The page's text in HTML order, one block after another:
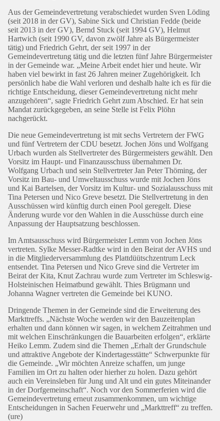
Aus der Gemeindevertretung verabschiedet wurden Sven Löding
(seit 2018 in der GV), Sabine Sick und Christian Fedde (beide
seit 2013 in der GV), Bernd Stuck (seit 1994 GV), Helmut
Hartwich (seit 1990 GV, davon zwölf Jahre als Bürgermeister
tätig) und Friedrich Gehrt, der seit 1997 in der
Gemeindevertretung tätig und die letzten fünf Jahre Bürgermeister
in der Gemeinde war. „Meine Arbeit endet hier und heute. Wir
haben viel bewirkt in fast 26 Jahren meiner Zugehörigkeit. Ich
persönlich habe die Wahl verloren und deshalb halte ich es für die
richtige Entscheidung, dieser Gemeindevertretung nicht mehr
anzugehören“, sagte Friedrich Gehrt zum Abschied. Er hat sein
Mandat zurückgegeben, an seine Stelle ist Felix Plöhn
nachgerückt.
Die neue Gemeindevertretung ist mit sechs Vertretern der FWG
und fünf Vertretern der CDU besetzt. Jochen Jöns und Wolfgang
Urbach wurden als Stellvertreter des Bürgermeisters gewählt. Den
Vorsitz im Haupt- und Finanzausschuss übernahmen Dr.
Wolfgang Urbach und sein Stellvertreter Jan Peter Thöming, der
Vorsitz im Bau- und Umweltausschuss wurde mit Jochen Jöns
und Kai Bartelsen, der Vorsitz im Kultur- und Sozialausschuss mit
Tina Petersen und Nico Greve besetzt. Die Stellvertretung in den
Ausschüssen wird künftig durch einen Pool geregelt. Diese
Änderung wurde vor den Wahlen in die Ausschüsse durch eine
Anpassung der Hauptsatzung beschlossen.
Im Amtsausschuss wird Bürgermeister Lemm von Jochen Jöns
vertreten. Sylke Messer-Radtke wird in den Beirat der AVHS und
in die Mitgliederversammlung des Plattdüütschzentrum Leck
entsendet. Tina Petersen und Nico Greve sind die Vertreter im
Beirat der Kita, Knut Zachrau wurde zum Vertreter im Schleswig-
Holsteinischen Heimatbund gewählt. Thies Brügmann und
Johanna Wagner vertreten die Gemeinde bei KUNO.
Dringende Themen in der Gemeinde sind die Erweiterung des
Markttreffs. „Nächste Woche werden wir den Bauzeitenplan
erhalten und dann können wir sagen, in welchem Zeitrahmen und
mit welchen Einschränkungen die Bauarbeiten erfolgen“, erklärte
Heiko Lemm. Zudem sind die Themen „Erhalt der Grundschule
und attraktive Angebote der Kindertagesstätte“ Schwerpunkte für
die Gemeinde. „Wir möchten Anreize schaffen, um junge
Familien im Ort zu halten oder hierher zu holen. Dazu gehört
auch ein Vereinsleben für Jung und Alt und ein gutes Miteinander
in der Dorfgemeinschaft“. Noch vor den Sommerferien wird die
Gemeindevertretung erneut zusammenkommen, um wichtige
Entscheidungen in Sachen Feuerwehr und „Markttreff“ zu treffen.
(ure)